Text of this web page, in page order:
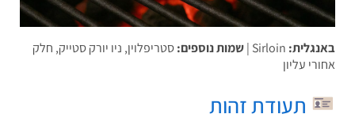
Sirloin | שמות נוספים:סטריפלוין, ניו יורק סטייק, חלק
עליון
תעודת זהות